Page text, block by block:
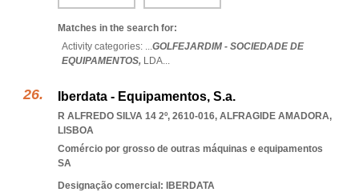
Matches in the search for:
Activity categories: ...GOLFEJARDIM - SOCIEDADE DE
EQUIPAMENTOS, LDA...
Iberdata - Equipamentos, S.a.
R ALFREDO SILVA 14 2º, 2610-016, ALFRAGIDE AMADORA,
LISBOA
Comércio por grosso de outras máquinas e equipamentos
SA
Designação comercial: IBERDATA